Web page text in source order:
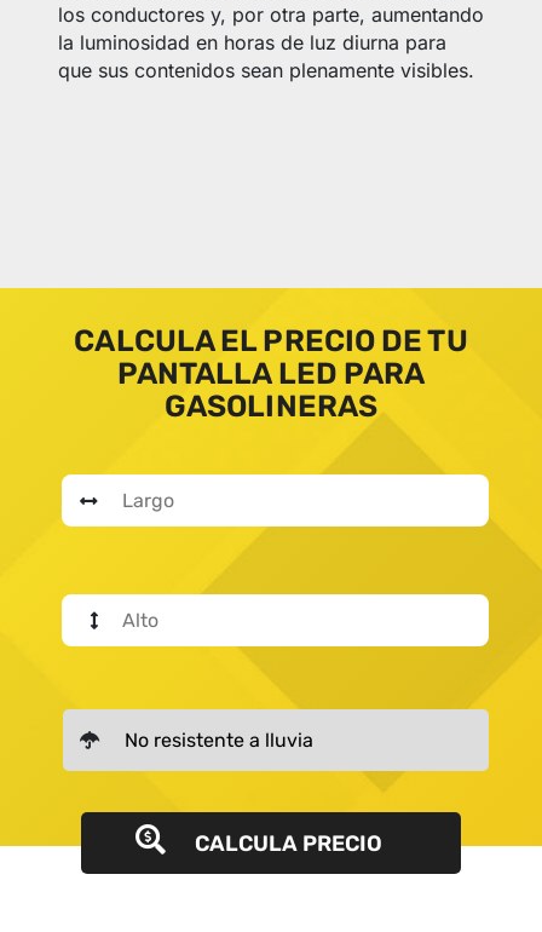
los conductores y, por otra parte, aumentando
la luminosidad en horas de luz diurna para
que sus contenidos sean plenamente visibles.
CALCULA EL PRECIO DE TU
PANTALLA LED PARA
GASOLINERAS
CALCULA PRECIO